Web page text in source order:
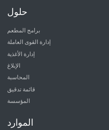
حلول
برامج المطعم
إدارة القوى العاملة
إدارة الأغذية
الإبلاغ
المحاسبة
قائمة تدقيق
المؤسسة
الموارد